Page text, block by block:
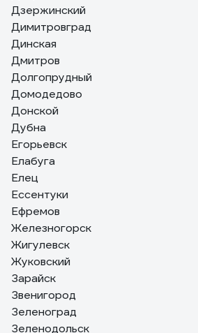
Дзержинский
Димитровград
Динская
Дмитров
Долгопрудный
Домодедово
Донской
Дубна
Егорьевск
Елабуга
Елец
Ессентуки
Ефремов
Железногорск
Жигулевск
Жуковский
Зарайск
Звенигород
Зеленоград
Зеленодольск